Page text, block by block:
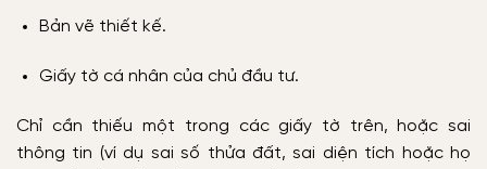
Bản vẽ thiết kế.
Giấy tờ cá nhân của chủ đầu tư.
Chỉ cần thiếu một trong các giấy tờ trên, hoặc sai
thông tin (ví dụ sai số thửa đất, sai diện tích hoặc họ